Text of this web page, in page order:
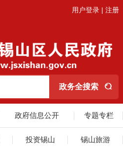
用户登录 | 注册
政府信息公开 专题专栏
投资锡山 锡山旅游